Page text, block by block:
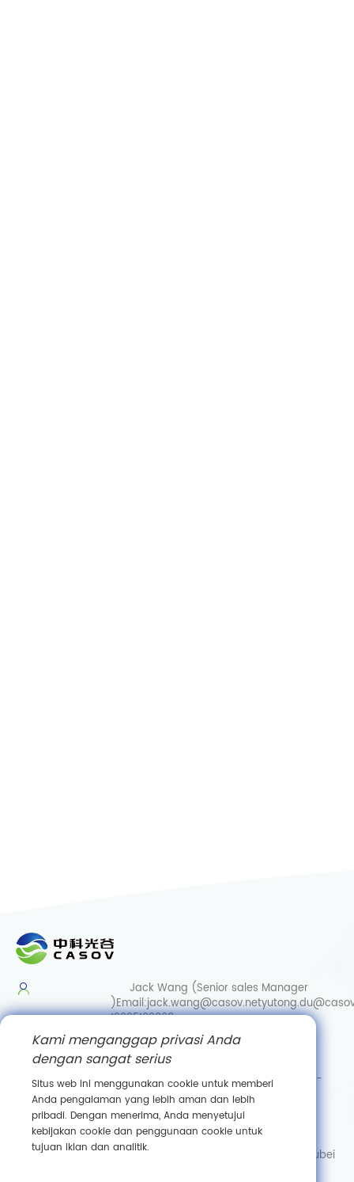
Aktif Biologis:
Asam Sialat
Jack Wang (Senior sales Manager
)Email:jack.wang@casov.net
13035103869
Services & Suggestions
Email:info@casovbio.net
Direct/Wechat:
0086-
15307143249
Wuhan Synthetic Biology Innovation Hub
No. 89, Gaokeyuan 3rd Road,
Donghu New Technology Development Zone, Wuhan, Hubei
Kami menganggap privasi Anda
dengan sangat serius
Situs web ini menggunakan cookie untuk memberi
Anda pengalaman yang lebih aman dan lebih
pribadi. Dengan menerima, Anda menyetujui
kebijakan cookie dan penggunaan cookie untuk
tujuan iklan dan analitik.